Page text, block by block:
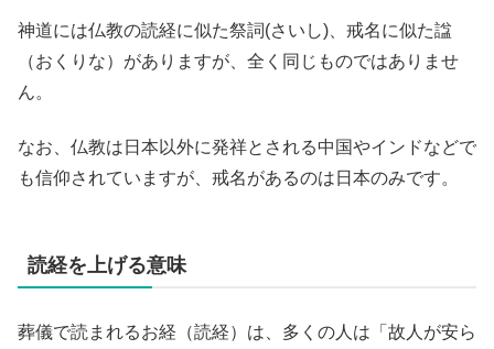
神道には仏教の読経に似た祭詞(さいし)、戒名に似た諡
（おくりな）がありますが、全く同じものではありませ
ん。
なお、仏教は日本以外に発祥とされる中国やインドなどで
も信仰されていますが、戒名があるのは日本のみです。
読経を上げる意味
葬儀で読まれるお経（読経）は、多くの人は「故人が安ら